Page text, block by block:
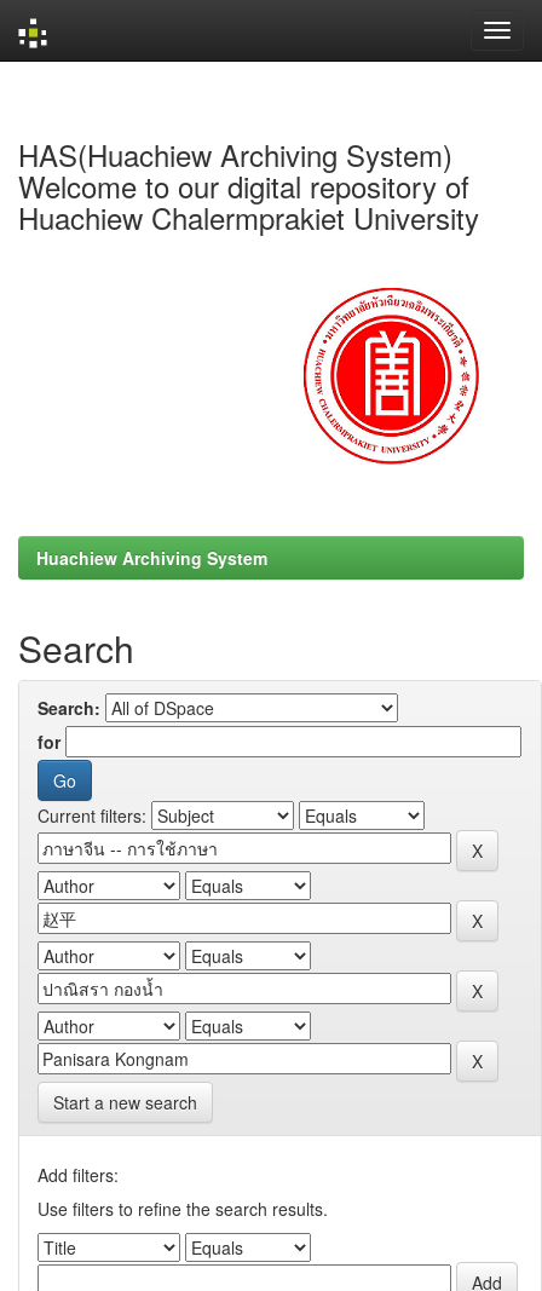
HAS(Huachiew Archiving System)
Welcome to our digital repository of
Huachiew Chalermprakiet University
Huachiew Archiving System
Search
Search:
for
Current filters:
Start a new search
Add filters:
Use filters to refine the search results.